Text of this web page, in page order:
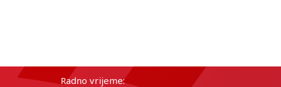
Radno vrijeme: